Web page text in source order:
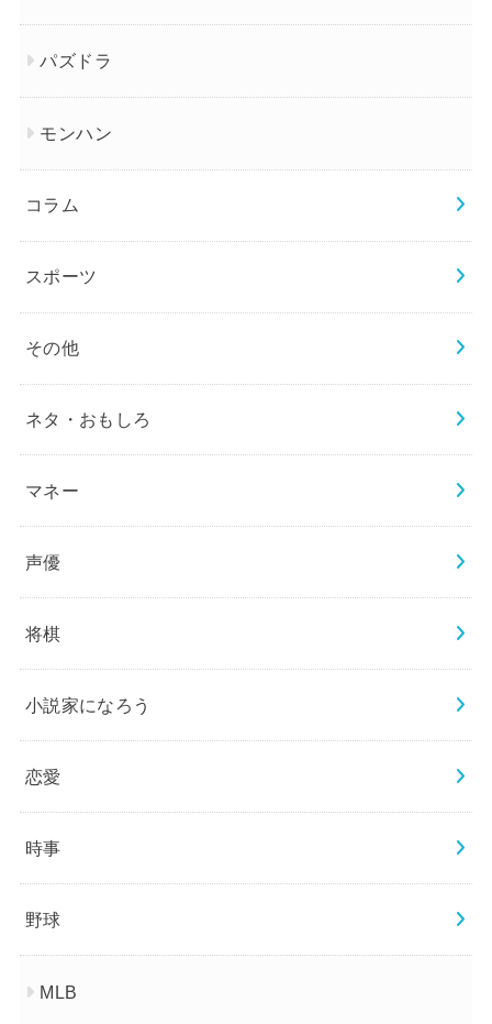
パズドラ
モンハン
コラム
スポーツ
その他
ネタ・おもしろ
マネー
声優
将棋
小説家になろう
恋愛
時事
野球
MLB